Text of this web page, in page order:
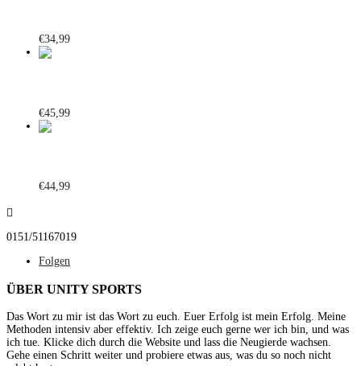
€34,99
€45,99
€44,99

0151/51167019
Folgen
ÜBER UNITY SPORTS
Das Wort zu mir ist das Wort zu euch. Euer Erfolg ist mein Erfolg. Meine
Methoden intensiv aber effektiv. Ich zeige euch gerne wer ich bin, und was
ich tue. Klicke dich durch die Website und lass die Neugierde wachsen.
Gehe einen Schritt weiter und probiere etwas aus, was du so noch nicht